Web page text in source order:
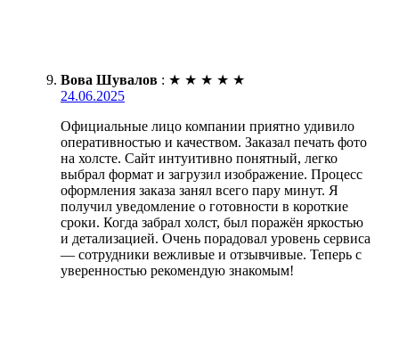
Вова Шувалов : ★ ★ ★ ★ ★
24.06.2025
Официальные лицо компании приятно удивило
оперативностью и качеством. Заказал печать фото
на холсте. Сайт интуитивно понятный, легко
выбрал формат и загрузил изображение. Процесс
оформления заказа занял всего пару минут. Я
получил уведомление о готовности в короткие
сроки. Когда забрал холст, был поражён яркостью
и детализацией. Очень порадовал уровень сервиса
— сотрудники вежливые и отзывчивые. Теперь с
уверенностью рекомендую знакомым!